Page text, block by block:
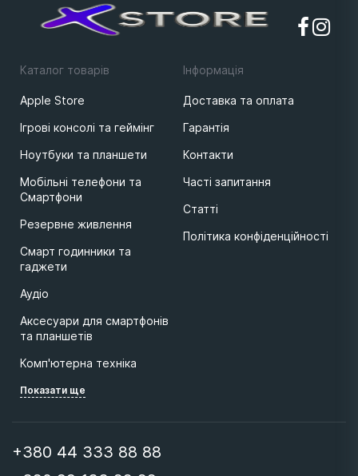
15CPU/16GPU/1Tb/24Gb Silver MGDN4
MacBook Pro 16 2026 M5 Max
Каталог товарів
Apple Store
Ігрові консолі та геймінг
Ноутбуки та планшети
Мобільні телефони та
Смартфони
Резервне живлення
Смарт годинники та
гаджети
Аудіо
Аксесуари для смартфонів
та планшетів
Комп'ютерна техніка
Показати ще
Iнформацiя
Доставка та оплата
Гарантія
Контакти
Часті запитання
Статті
Політика конфіденційності
+380 44 333 88 88